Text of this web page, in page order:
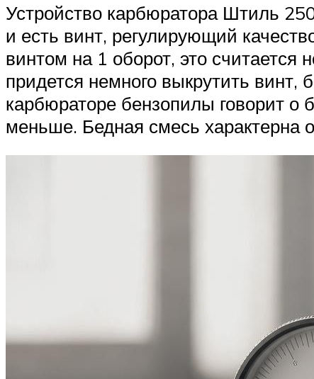
Устройство карбюратора Штиль
и есть винт, регулирующий
винтом на 1 оборот, это считается
придется немного выкрутить
карбюраторе бензопилы говорит о
меньше. Бедная смесь характерна